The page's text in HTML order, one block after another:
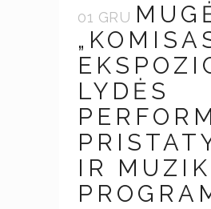
01 GRU
LYDĖS
IR